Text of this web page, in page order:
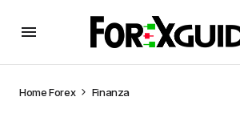
HomeForex Finanza